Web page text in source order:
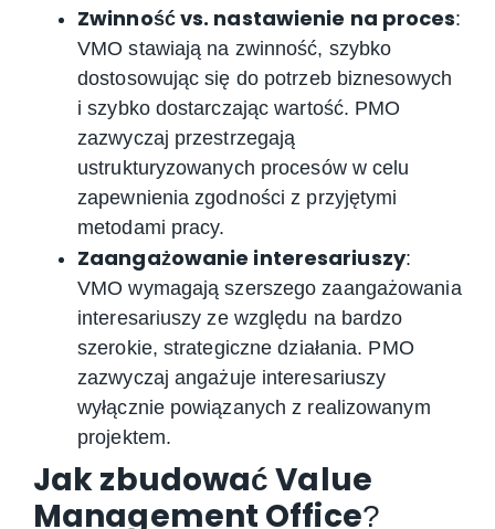
Zwinność vs. nastawienie na proces:
VMO stawiają na zwinność, szybko
dostosowując się do potrzeb biznesowych
i szybko dostarczając wartość. PMO
zazwyczaj przestrzegają
ustrukturyzowanych procesów w celu
zapewnienia zgodności z przyjętymi
metodami pracy.
Zaangażowanie interesariuszy:
VMO wymagają szerszego zaangażowania
interesariuszy ze względu na bardzo
szerokie, strategiczne działania. PMO
zazwyczaj angażuje interesariuszy
wyłącznie powiązanych z realizowanym
projektem.
Jak zbudować Value
Management Office?